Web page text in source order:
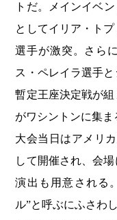
トだ。メインイベ
としてイリア・ト
選手が激突。さら
ス・ペレイラ選手
暫定王座決定戦が
がワシントンに集ま
大会当日はアメリ
して開催され、会
演出も用意される
ル”と呼ぶにふさわ